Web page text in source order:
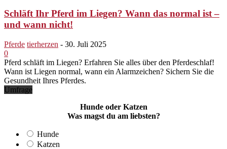
Schläft Ihr Pferd im Liegen? Wann das normal ist –
und wann nicht!
Pferde tierherzen - 30. Juli 2025
0
Pferd schläft im Liegen? Erfahren Sie alles über den Pferdeschlaf!
Wann ist Liegen normal, wann ein Alarmzeichen? Sichern Sie die
Gesundheit Ihres Pferdes.
Umfrage
Hunde oder Katzen
Was magst du am liebsten?
Hunde
Katzen